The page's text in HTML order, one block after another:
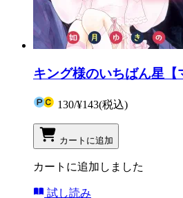
キング様のいちばん星【
130/¥143(税込)
カートに追加
カートに追加しました
試し読み